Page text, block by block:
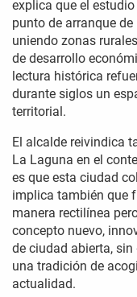
explica que el
punto de arranque
uniendo zonas
de desarrollo
lectura histórica
durante siglos un
territorial.
El alcalde reivindica
La Laguna en el
es que esta ciudad
implica también que
manera rectilínea
concepto nuevo,
de ciudad abierta,
una tradición de
actualidad.